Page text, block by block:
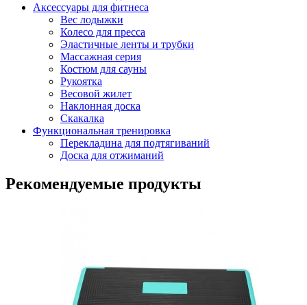
Аксессуары для фитнеса
Вес лодыжки
Колесо для пресса
Эластичные ленты и трубки
Массажная серия
Костюм для сауны
Рукоятка
Весовой жилет
Наклонная доска
Скакалка
Функциональная тренировка
Перекладина для подтягиваний
Доска для отжиманий
Рекомендуемые продукты